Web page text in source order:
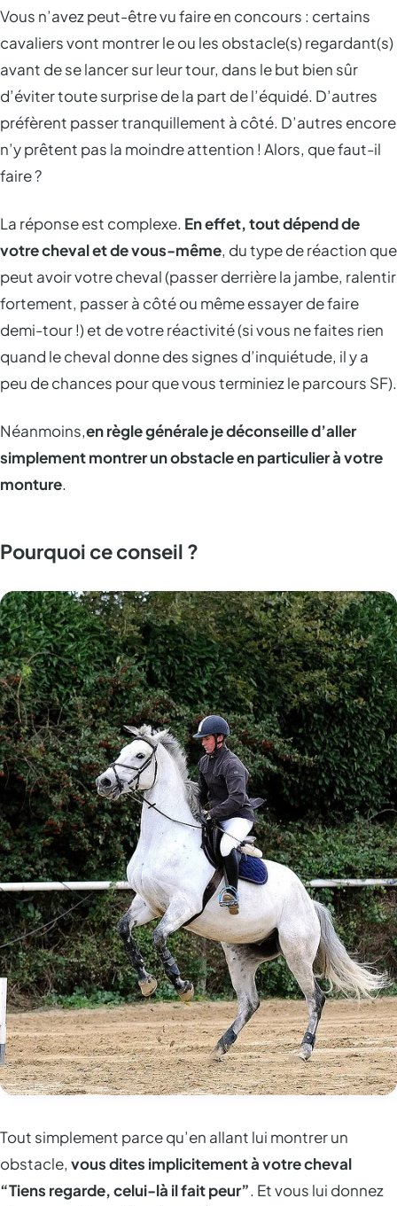
Vous n’avez peut-être vu faire en concours : certains
cavaliers vont montrer le ou les obstacle(s) regardant(s)
avant de se lancer sur leur tour, dans le but bien sûr
d’éviter toute surprise de la part de l’équidé. D’autres
préfèrent passer tranquillement à côté. D’autres encore
n’y prêtent pas la moindre attention ! Alors, que faut-il
faire ?
La réponse est complexe. En effet, tout dépend de
votre cheval et de vous-même, du type de réaction que
peut avoir votre cheval (passer derrière la jambe, ralentir
fortement, passer à côté ou même essayer de faire
demi-tour !) et de votre réactivité (si vous ne faites rien
quand le cheval donne des signes d’inquiétude, il y a
peu de chances pour que vous terminiez le parcours SF).
Néanmoins,en règle générale je déconseille d’aller
simplement montrer un obstacle en particulier à votre
monture.
Pourquoi ce conseil ?
Tout simplement parce qu’en allant lui montrer un
obstacle, vous dites implicitement à votre cheval
“Tiens regarde, celui-là il fait peur”. Et vous lui donnez